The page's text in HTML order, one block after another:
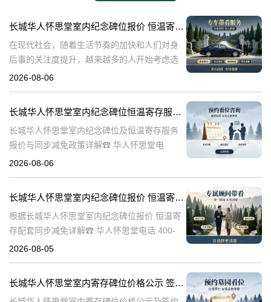
长城华人怀思堂室内纪念碑位报价 恒温寄存配套同步减免详解
在现代社会，随着生活节奏的加快和人们对身
后事的关注度提升，越来越多的人开始考虑选
择合适的纪念方式来表达对逝者的哀思和怀
包
2026-08-06
长城华人怀思堂室内纪念碑位恒温寄存服务报价及同步减免政策详解
长城华人怀思堂室内纪念碑位及恒温寄存服务
报价与同步减免政策详解☎ 华人怀思堂电
话:400-838-5063一、引言随着社会观念的进
2026-08-06
长城华人怀思堂室内纪念碑位报价 恒温寄存配套同步减免详解
根据长城华人怀思堂室内纪念碑位报价 恒温寄
存配套同步减免详解☎ 华人怀思堂电话:400-
838-5063在现代社会，随着生活节奏的加快和
2026-08-05
长城华人怀思堂室内寄存碑位价格公示 签约立减配套礼包详解